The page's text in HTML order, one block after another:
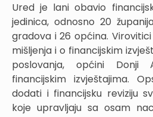
Ured je lani obavio
jedinica, odnosno 20
gradova i 26 općina.
mišljenja i o financijskim
poslovanja, općini Donji
financijskim izvještajima.
dodati i financijsku reviziju
koje upravljaju sa osam